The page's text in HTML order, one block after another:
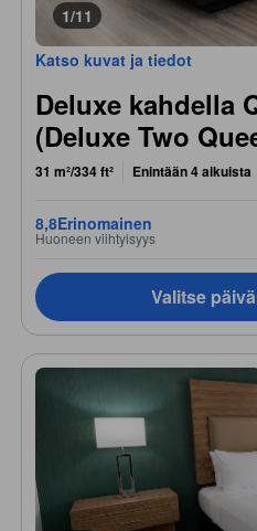
1/11
Katso kuvat ja tiedot
Deluxe kahdella
(Deluxe Two
31 m²/334 ft² Enintään 4 aikuista
8,8Erinomainen
Huoneen viihtyisyys
Valitse